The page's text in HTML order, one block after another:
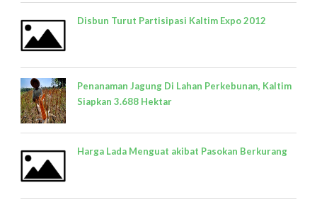
Disbun Turut Partisipasi Kaltim Expo 2012
Penanaman Jagung Di Lahan Perkebunan, Kaltim
Siapkan 3.688 Hektar
Harga Lada Menguat akibat Pasokan Berkurang